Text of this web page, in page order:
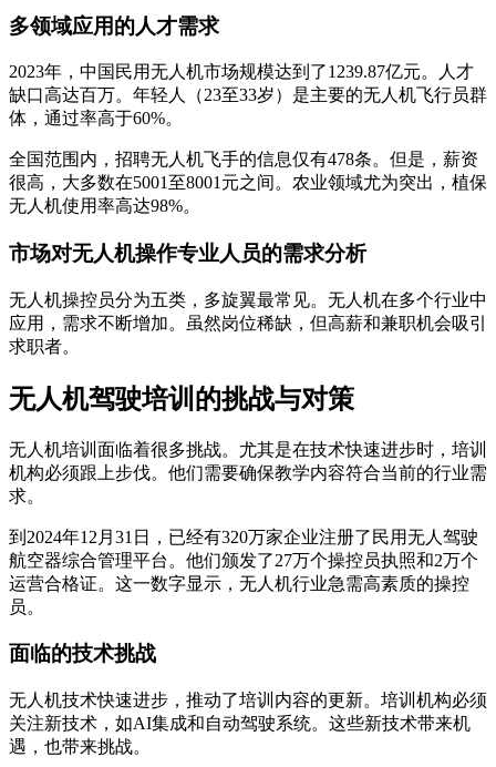
多领域应用的人才需求
2023年，中国民用无人机市场规模达到了1239.87亿元。人才
缺口高达百万。年轻人（23至33岁）是主要的无人机飞行员群
体，通过率高于60%。
全国范围内，招聘无人机飞手的信息仅有478条。但是，薪资
很高，大多数在5001至8001元之间。农业领域尤为突出，植保
无人机使用率高达98%。
市场对无人机操作专业人员的需求分析
无人机操控员分为五类，多旋翼最常见。无人机在多个行业中
应用，需求不断增加。虽然岗位稀缺，但高薪和兼职机会吸引
求职者。
无人机驾驶培训的挑战与对策
无人机培训面临着很多挑战。尤其是在技术快速进步时，培训
机构必须跟上步伐。他们需要确保教学内容符合当前的行业需
求。
到2024年12月31日，已经有320万家企业注册了民用无人驾驶
航空器综合管理平台。他们颁发了27万个操控员执照和2万个
运营合格证。这一数字显示，无人机行业急需高素质的操控
员。
面临的技术挑战
无人机技术快速进步，推动了培训内容的更新。培训机构必须
关注新技术，如AI集成和自动驾驶系统。这些新技术带来机
遇，也带来挑战。